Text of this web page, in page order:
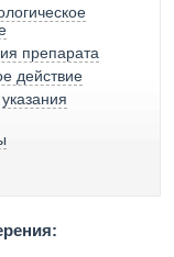
препарата
действие